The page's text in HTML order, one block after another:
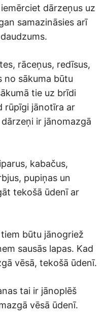
dārzeņus uz
samazināsies arī
rāceņus, redīsus,
no sākuma būtu
tie uz brīdi
rūpīgi jānotīra ar
ir jānomazgā
kabačus,
pupiņas un
tekošā ūdenī ar
būtu jānogriež
sausās lapas. Kad
vēsā, tekošā ūdenī.
tai ir jānoplēš
vēsā ūdenī.